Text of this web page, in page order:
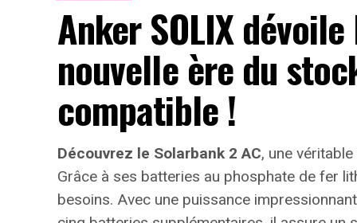
Anker SOLIX
nouvelle ère du
compatible !
Découvrez le Solarbank 2 AC, une
Grâce à ses batteries au phosphate de fer
besoins. Avec une puissance